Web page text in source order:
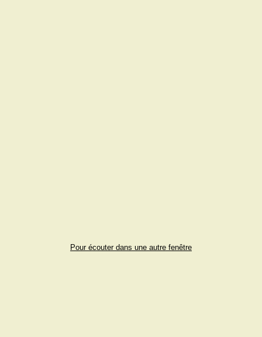
Pour écouter dans une autre fenêtre